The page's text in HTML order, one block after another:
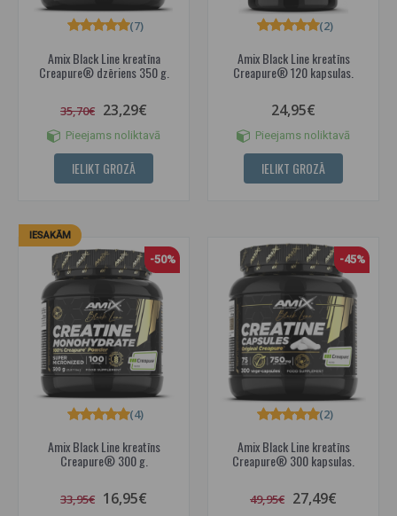
Amix Black Line kreatīna
Creapure® dzēriens 350 g.
(7)
35,70€ 23,29€
Pieejams noliktavā
IELIKT GROZĀ
Amix Black Line kreatīns
Creapure® 120 kapsulas.
(2)
24,95€
Pieejams noliktavā
IELIKT GROZĀ
IESAKĀM
-50%
Amix Black Line kreatīns
Creapure® 300 g.
(4)
33,95€ 16,95€
-45%
Amix Black Line kreatīns
Creapure® 300 kapsulas.
(2)
49,95€ 27,49€